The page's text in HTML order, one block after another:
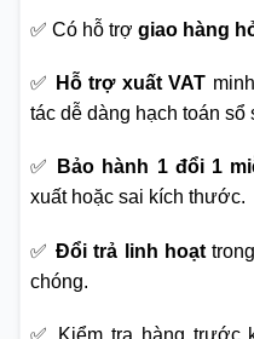
✅ Có hỗ trợ giao hàng
✅ Hỗ trợ xuất VAT
tác dễ dàng hạch toán sổ
✅ Bảo hành 1 đổi 1
xuất hoặc sai kích thước.
✅ Đổi trả linh hoạt
chóng.
✅ Kiểm tra hàng trước